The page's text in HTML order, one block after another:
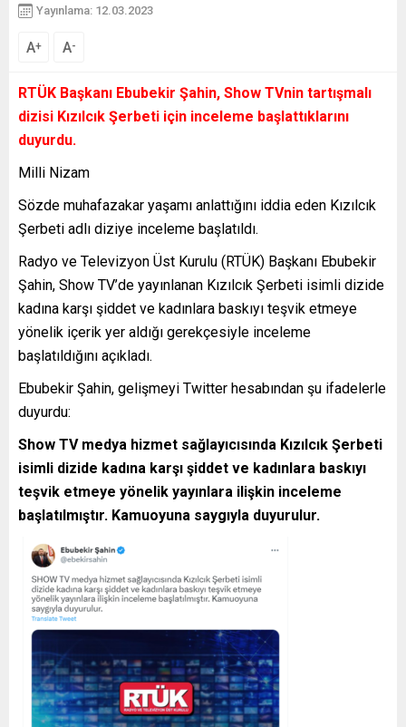
Yayınlama: 12.03.2023
A+ A-
RTÜK Başkanı Ebubekir Şahin, Show TVnin tartışmalı
dizisi Kızılcık Şerbeti için inceleme başlattıklarını
duyurdu.
Milli Nizam
Sözde muhafazakar yaşamı anlattığını iddia eden Kızılcık
Şerbeti adlı diziye inceleme başlatıldı.
Radyo ve Televizyon Üst Kurulu (RTÜK) Başkanı Ebubekir
Şahin, Show TV’de yayınlanan Kızılcık Şerbeti isimli dizide
kadına karşı şiddet ve kadınlara baskıyı teşvik etmeye
yönelik içerik yer aldığı gerekçesiyle inceleme
başlatıldığını açıkladı.
Ebubekir Şahin, gelişmeyi Twitter hesabından şu ifadelerle
duyurdu:
Show TV medya hizmet sağlayıcısında Kızılcık Şerbeti
isimli dizide kadına karşı şiddet ve kadınlara baskıyı
teşvik etmeye yönelik yayınlara ilişkin inceleme
başlatılmıştır. Kamuoyuna saygıyla duyurulur.